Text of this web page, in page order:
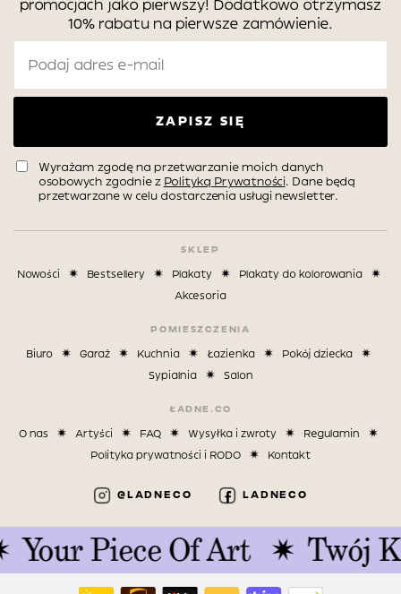
promocjach jako pierwszy! Dodatkowo otrzymasz
10% rabatu na pierwsze zamówienie.
ZAPISZ SIĘ
Wyrażam zgodę na przetwarzanie moich danych
osobowych zgodnie z Polityką Prywatności. Dane będą
przetwarzane w celu dostarczenia usługi newsletter.
SKLEP
Nowości Bestsellery Plakaty
Plakaty do kolorowania
Akcesoria
POMIESZCZENIA
Biuro Garaż Kuchnia Łazienka
Pokój dziecka
Sypialnia
Salon
ŁADNE.CO
O nas Artyści FAQ Wysyłka i zwroty
Regulamin
Polityka prywatności i RODO
Kontakt
@LADNECO LADNECO
Your Piece Of Art Twój